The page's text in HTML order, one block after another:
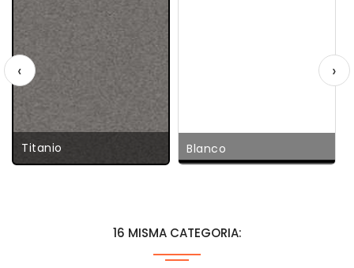
Titanio Blanco
‹ ›
16 MISMA CATEGORIA: